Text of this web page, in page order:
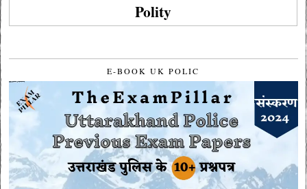
Polity
E-BOOK UK POLIC